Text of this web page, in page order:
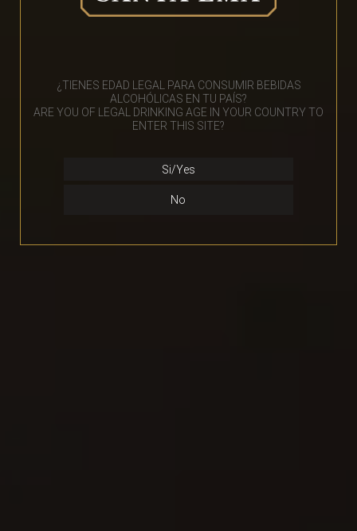
¿TIENES EDAD LEGAL PARA CONSUMIR BEBIDAS
ALCOHÓLICAS EN TU PAÍS?
ARE YOU OF LEGAL DRINKING AGE IN YOUR COUNTRY TO
ENTER THIS SITE?
Si/Yes
No